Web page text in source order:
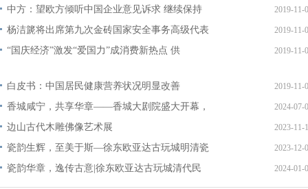
中方：望欧方倾听中国企业意见诉求 继续保持 2019-11-
杨洁篪将出席第九次金砖国家安全事务高级代表 2019-11-
“国庆经济”激发“爱国力”成消费新热点 供 2019-11-
白皮书：中国居民健康营养状况明显改善 2019-11-
香城咸宁，共享华章——香城大剧院盛大开幕， 2024-07-
边山古代木雕佛像艺术展 2023-11-
瓷韵生辉，至美于斯—徐东欧亚达古玩城明清瓷 2023-12-
瓷韵华章，逸传古意|徐东欧亚达古玩城清代民 2024-01-